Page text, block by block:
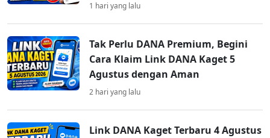
1 hari yang lalu
Tak Perlu DANA Premium, Begini
Cara Klaim Link DANA Kaget 5
Agustus dengan Aman
2 hari yang lalu
Link DANA Kaget Terbaru 4 Agustus